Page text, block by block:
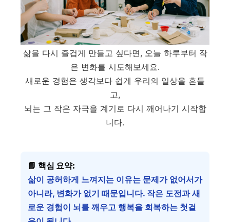
삶을 다시 즐겁게 만들고 싶다면, 오늘 하루부터 작
은 변화를 시도해보세요.
새로운 경험은 생각보다 쉽게 우리의 일상을 흔들
고,
뇌는 그 작은 자극을 계기로 다시 깨어나기 시작합
니다.
📘 핵심 요약:
삶이 공허하게 느껴지는 이유는 문제가 없어서가
아니라, 변화가 없기 때문입니다. 작은 도전과 새
로운 경험이 뇌를 깨우고 행복을 회복하는 첫걸